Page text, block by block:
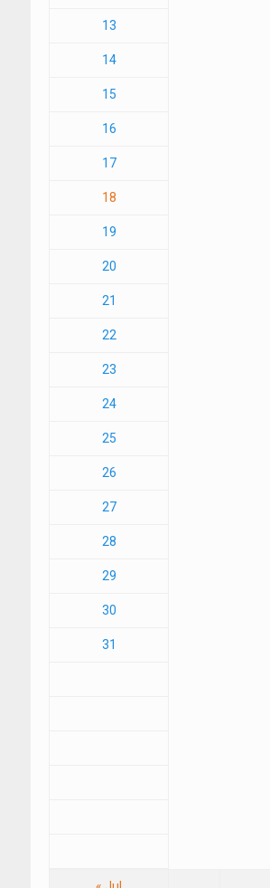
13
14
15
16
17
18
19
20
21
22
23
24
25
26
27
28
29
30
31